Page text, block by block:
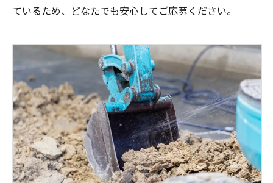
ているため、どなたでも安心してご応募ください。